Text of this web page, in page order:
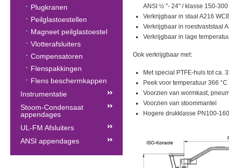
ANSI ½ "- 24" / klasse 150-300
Verkrijgbaar in staal A216
Verkrijgbaar in roestvaststaal
Verkrijgbaar in lage
Ook verkrijgbaar met:
Met special PTFE-huls tot ca.
Peek voor temperatuur 366 °C
Voorzien van wormkast,
Voorzien van stoommantel
Hogere drukklasse PN100-
Plugkranen
Peilglastoestellen
Magneet peilglastoestel
Vlotterafsluiters
Compensatoren
Flenspakkingen
Flens beschermkappen
Instrumentatie
Stoom-Condensaat
appendages
UL-FM Afsluiters
ANSI appendages